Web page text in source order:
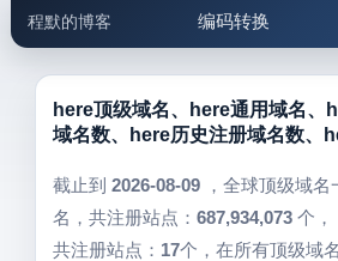
程默的博客 编码转换
邮件工具 生活便民
5.1支付宝大红包
here顶级域名、here通用域名、
域名数、here历史注册域名数、
截止到 2026-08-09，全球顶级域名
名，共注册站点： 687,934,073 个，
共注册站点： 17个，在所有顶级域